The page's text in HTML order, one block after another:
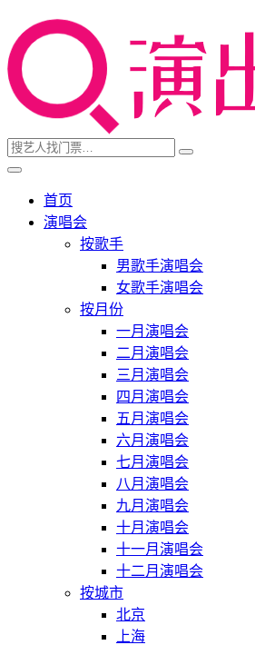
首页
演唱会
按歌手
男歌手演唱会
女歌手演唱会
按月份
一月演唱会
二月演唱会
三月演唱会
四月演唱会
五月演唱会
六月演唱会
七月演唱会
八月演唱会
九月演唱会
十月演唱会
十一月演唱会
十二月演唱会
按城市
北京
上海